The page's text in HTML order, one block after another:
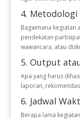
4.
Bagaimana kegiatan
pendekatan
wawancara, atau
5. Output
Apa yang harus
laporan,
6. Jadwal
Berapa lama